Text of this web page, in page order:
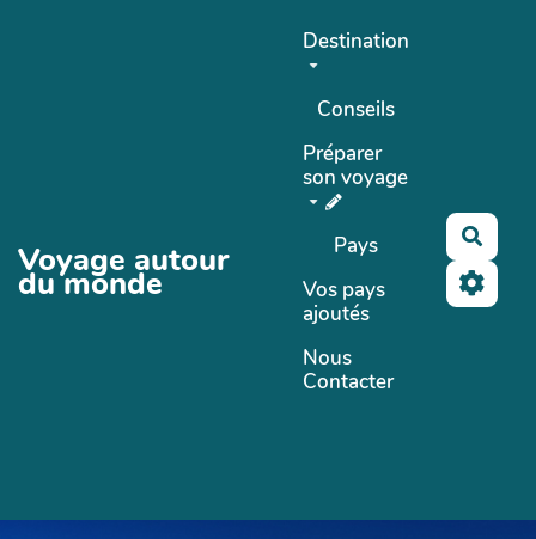
Voyage autour
du monde
Destination
Conseils
Préparer
son voyage
Pays
Vos pays
ajoutés
Nous
Contacter